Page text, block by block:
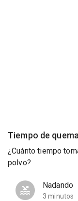
Tiempo de
¿Cuánto tiempo
polvo?
Nadando
3 minutos